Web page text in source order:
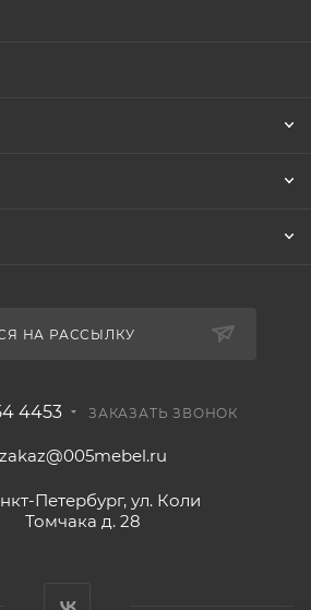
НА РАССЫЛКУ
4453 ЗАКАЗАТЬ ЗВОНОК
zakaz@005mebel.ru
Петербург, ул. Коли
Томчака д. 28